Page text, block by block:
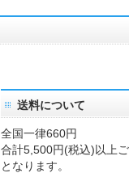
送料について
全国一律660円
合計5,500円(税込)以上
となります。